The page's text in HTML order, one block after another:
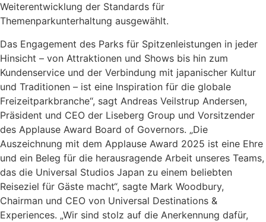
Weiterentwicklung der Standards für
Themenparkunterhaltung ausgewählt.
Das Engagement des Parks für Spitzenleistungen in jeder
Hinsicht – von Attraktionen und Shows bis hin zum
Kundenservice und der Verbindung mit japanischer Kultur
und Traditionen – ist eine Inspiration für die globale
Freizeitparkbranche“, sagt Andreas Veilstrup Andersen,
Präsident und CEO der Liseberg Group und Vorsitzender
des Applause Award Board of Governors. „Die
Auszeichnung mit dem Applause Award 2025 ist eine Ehre
und ein Beleg für die herausragende Arbeit unseres Teams,
das die Universal Studios Japan zu einem beliebten
Reiseziel für Gäste macht“, sagte Mark Woodbury,
Chairman und CEO von Universal Destinations &
Experiences. „Wir sind stolz auf die Anerkennung dafür,